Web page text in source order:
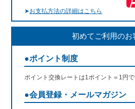
➤お支払方法の詳細はこちら
初めてご利用のお
●ポイント制度
ポイント交換レートは1ポイント＝1円で
●会員登録・メールマガジン